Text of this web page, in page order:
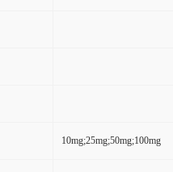
10mg;25mg;50mg;100mg